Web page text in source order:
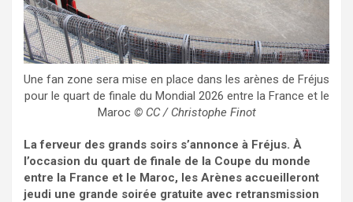
Une fan zone sera mise en place dans les arènes de Fréjus
pour le quart de finale du Mondial 2026 entre la France et le
Maroc © CC / Christophe Finot
La ferveur des grands soirs s’annonce à Fréjus. À
l’occasion du quart de finale de la Coupe du monde
entre la France et le Maroc, les Arènes accueilleront
jeudi une grande soirée gratuite avec retransmission